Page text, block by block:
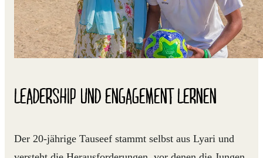
LEADERSHIP UND ENGAGEMENT LERNEN
Der 20-jährige Tauseef stammt selbst aus Lyari und